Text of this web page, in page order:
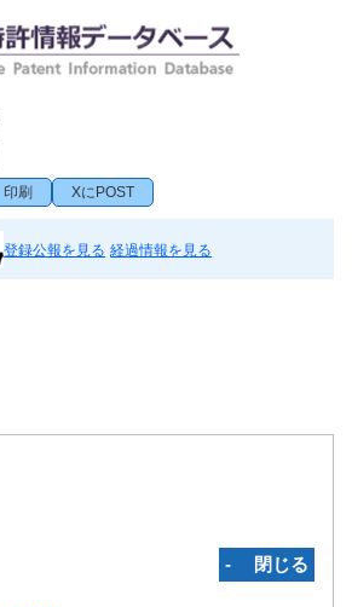
印刷 XにPOST
登録公報を見る 経過情報を見る
‐ 閉じる